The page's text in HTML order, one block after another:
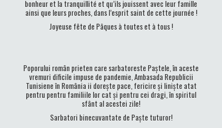
bonheur et la tranquillité et qu’ils jouissent avec leur famille
ainsi que leurs proches, dans l’esprit saint de cette journée !
Joyeuse fête de Pâques à toutes et à tous !
Poporului român prieten care sarbatoreste Paștele, în aceste
vremuri dificile impuse de pandemie, Ambasada Republicii
Tunisiene în România ii dorește pace, fericire și liniște atat
pentru pentru familiile lor cat și pentru cei dragi, în spiritul
sfânt al acestei zile!
Sarbatori binecuvantate de Paște tuturor!